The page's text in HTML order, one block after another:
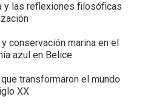
y las reflexiones filosóficas
conservación marina en el
azul en Belice
transformaron el mundo
XX